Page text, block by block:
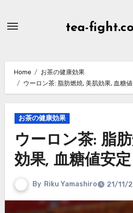
tea-
Home
お茶の健康効果
ウーロン茶: 脂肪燃焼, 美肌効果, 血糖
お茶の健康効果
ウーロン茶: 脂
効果, 血糖値安定
By Riku Yamashiro 21/11/